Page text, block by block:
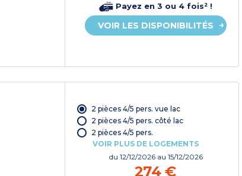
Payez en 3 ou 4 fois² !
VOIR LES DISPONIBILITÉS
2 pièces 4/5 pers. vue lac
2 pièces 4/5 pers. côté lac
2 pièces 4/5 pers.
VOIR PLUS DE LOGEMENTS
du 12/12/2026 au 15/12/2026
274 €